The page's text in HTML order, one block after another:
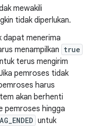
mewakili
tidak diperlukan.
dapat menerima
menampilkan true
terus mengirim
pemroses tidak
harus
akan berhenti
pemroses hingga
untuk